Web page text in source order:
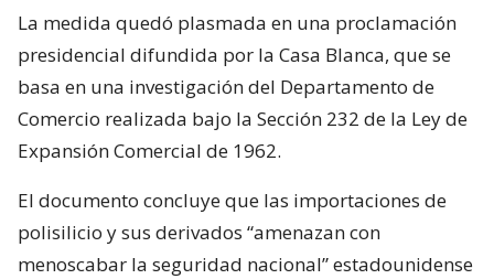
La medida quedó plasmada en una proclamación
presidencial difundida por la Casa Blanca, que se
basa en una investigación del Departamento de
Comercio realizada bajo la Sección 232 de la Ley de
Expansión Comercial de 1962.
El documento concluye que las importaciones de
polisilicio y sus derivados “amenazan con
menoscabar la seguridad nacional” estadounidense